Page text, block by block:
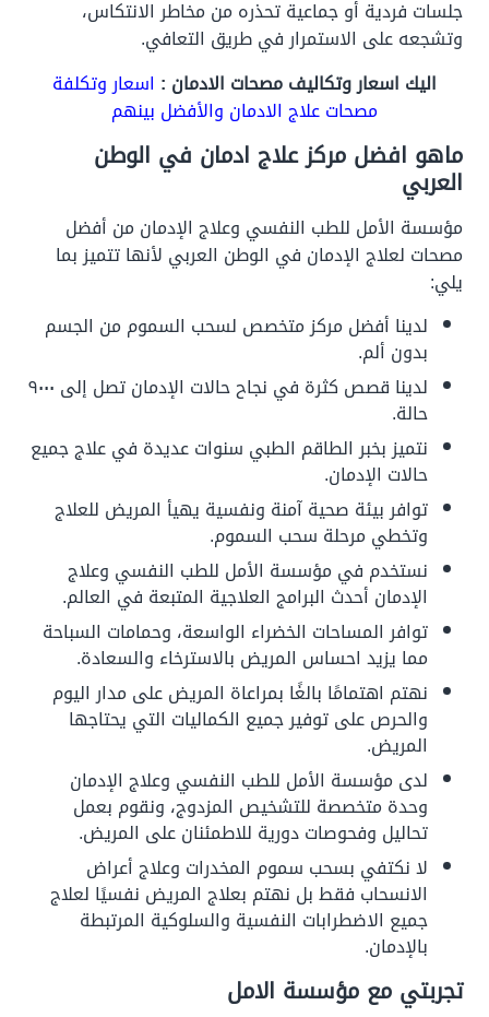
جلسات فردية أو جماعية تحذره من مخاطر الانتكاس،
وتشجعه على الاستمرار في طريق التعافي.
اليك اسعار وتكاليف مصحات الادمان : اسعار وتكلفة
مصحات علاج الادمان والأفضل بينهم
ماهو افضل مركز علاج ادمان في الوطن
العربي
مؤسسة الأمل للطب النفسي وعلاج الإدمان من أفضل
مصحات لعلاج الإدمان في الوطن العربي لأنها تتميز بما
يلي:
لدينا أفضل مركز متخصص لسحب السموم من الجسم
بدون ألم.
لدينا قصص كثرة في نجاح حالات الإدمان تصل إلى ٩٠٠٠
حالة.
نتميز بخبر الطاقم الطبي سنوات عديدة في علاج جميع
حالات الإدمان.
توافر بيئة صحية آمنة ونفسية يهيأ المريض للعلاج
وتخطي مرحلة سحب السموم.
نستخدم في مؤسسة الأمل للطب النفسي وعلاج
الإدمان أحدث البرامج العلاجية المتبعة في العالم.
توافر المساحات الخضراء الواسعة، وحمامات السباحة
مما يزيد احساس المريض بالاسترخاء والسعادة.
نهتم اهتمامًا بالغًا بمراعاة المريض على مدار اليوم
والحرص على توفير جميع الكماليات التي يحتاجها
المريض.
لدى مؤسسة الأمل للطب النفسي وعلاج الإدمان
وحدة متخصصة للتشخيص المزدوج، ونقوم بعمل
تحاليل وفحوصات دورية للاطمئنان على المريض.
لا نكتفي بسحب سموم المخدرات وعلاج أعراض
الانسحاب فقط بل نهتم بعلاج المريض نفسيًا لعلاج
جميع الاضطرابات النفسية والسلوكية المرتبطة
بالإدمان.
تجربتي مع مؤسسة الامل